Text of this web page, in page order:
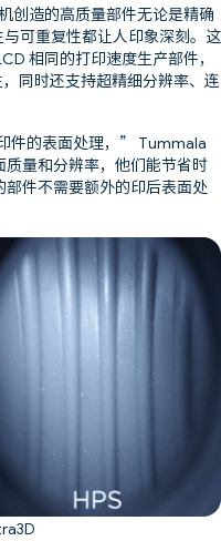
创造的高质量部件无论是精确
可重复性都让人印象深刻。这
相同的打印速度生产部件，
同时还支持超精细分辨率、连
件的表面处理，” Tummala
量和分辨率，他们能节省时
部件不需要额外的印后表面处